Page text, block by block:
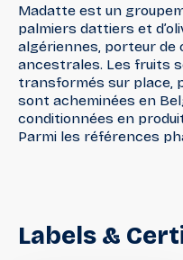
Madatte est un
palmiers dattiers et
algériennes, porteur de
ancestrales. Les fruits
transformés sur place,
sont acheminées en
conditionnées en
Parmi les références
méconnue.
Labels &